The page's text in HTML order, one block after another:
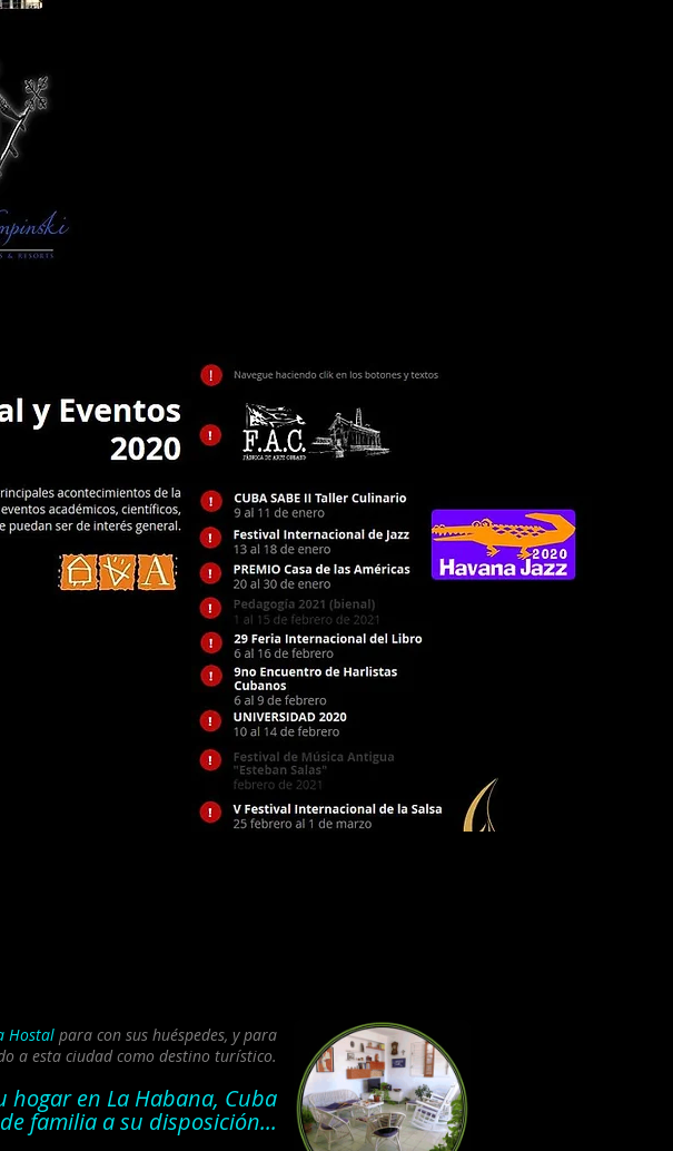
Hostal para con sus huéspedes, y para
a esta ciudad como destino turístico.
hogar en La Habana, Cuba
familia a su disposición...